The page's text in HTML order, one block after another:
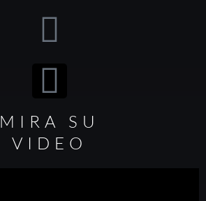
MIRA SU
VIDEO